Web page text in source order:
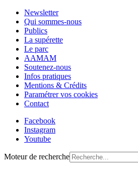
Newsletter
Qui sommes-nous
Publics
La supérette
Le parc
AAMAM
Soutenez-nous
Infos pratiques
Mentions & Crédits
Paramétrer vos cookies
Contact
Facebook
Instagram
Youtube
Moteur de recherche